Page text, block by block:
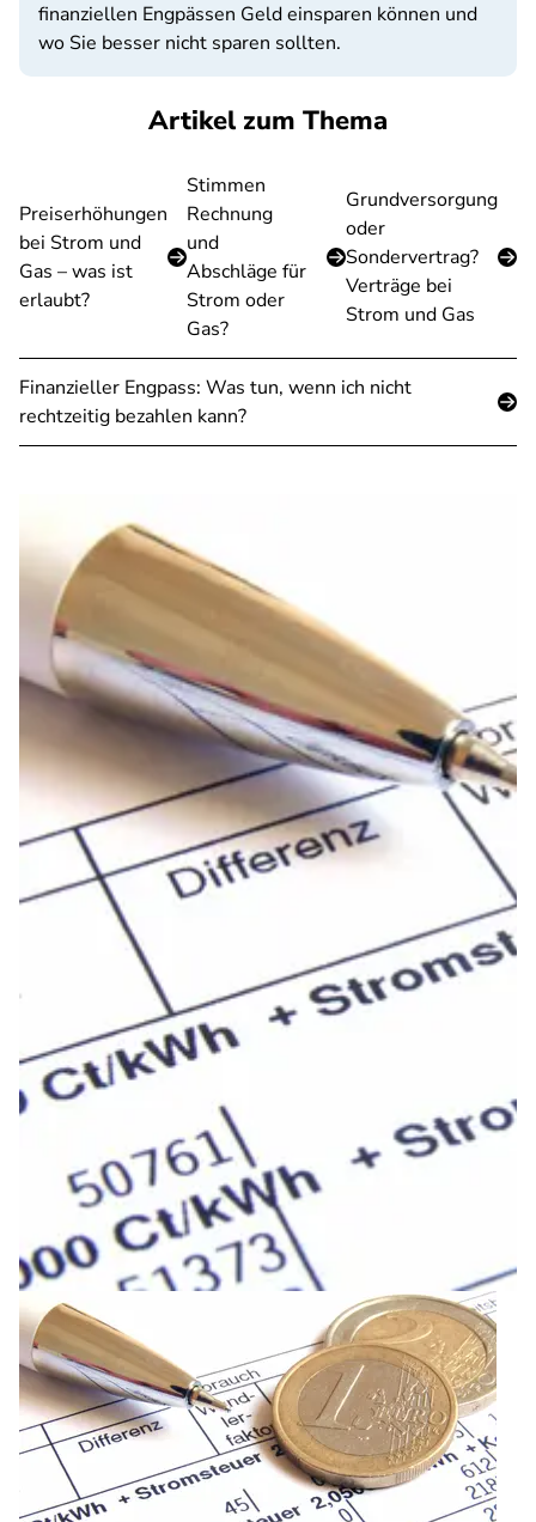
finanziellen Engpässen Geld einsparen können und
wo Sie besser nicht sparen sollten.
Artikel zum Thema
Preiserhöhungen
bei Strom und
Gas – was ist
erlaubt?
Stimmen
Rechnung
und
Abschläge für
Strom oder
Gas?
Grundversorgung
oder
Sondervertrag?
Verträge bei
Strom und Gas
Finanzieller Engpass: Was tun, wenn ich nicht
rechtzeitig bezahlen kann?